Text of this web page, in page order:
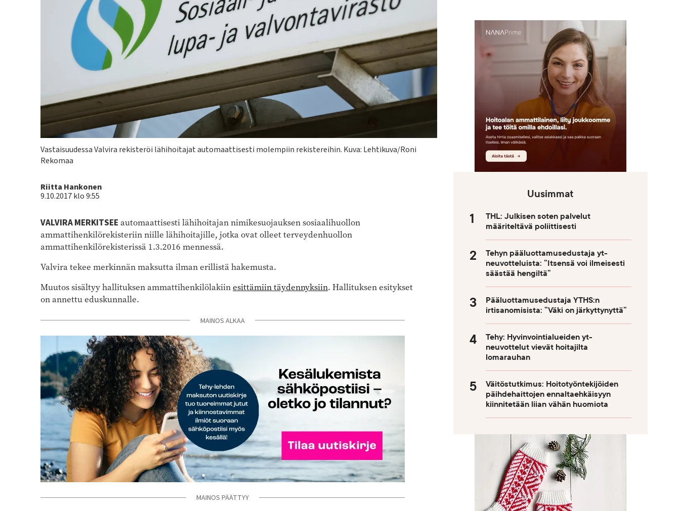
Kuvateksti
Vastaisuudessa Valvira rekisteröi lähihoitajat automaattisesti molempiin rekistereihin. Kuva: Lehtikuva/Roni
Rekomaa
Kirjoittaja
Riitta Hankonen
9.10.2017 klo 9:55
VALVIRA MERKITSEE automaattisesti lähihoitajan nimikesuojauksen sosiaalihuollon
ammattihenkilörekisteriin niille lähihoitajille, jotka ovat olleet terveydenhuollon
ammattihenkilörekisterissä 1.3.2016 mennessä.
Valvira tekee merkinnän maksutta ilman erillistä hakemusta.
Muutos sisältyy hallituksen ammattihenkilölakiinesittämiin täydennyksiin. Hallituksen esitykset
on annettu eduskunnalle.
MAINOS ALKAA
MAINOS PÄÄTTYY
Uusimmat
THL: Julkisen soten palvelut
määriteltävä poliittisesti
Tehyn pääluottamusedustaja yt-
neuvotteluista: ”Itsensä voi ilmeisesti
säästää hengiltä”
Pääluottamusedustaja YTHS:n
irtisanomisista: ”Väki on järkyttynyttä”
Tehy: Hyvinvointialueiden yt-
neuvottelut vievät hoitajilta
lomarauhan
Väitöstutkimus: Hoitotyöntekijöiden
päihdehaittojen ennaltaehkäisyyn
kiinnitetään liian vähän huomiota